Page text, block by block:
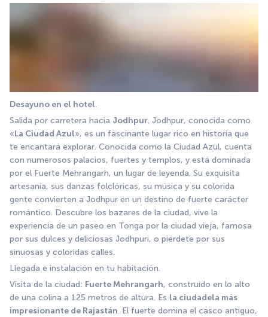
Desayuno en el hotel.
Salida por carretera hacia Jodhpur. Jodhpur, conocida como
«La Ciudad Azul», es un fascinante lugar rico en historia que
te encantará explorar. Conocida como la Ciudad Azul, cuenta
con numerosos palacios, fuertes y templos, y está dominada
por el Fuerte Mehrangarh, un lugar de leyenda. Su exquisita
artesanía, sus danzas folclóricas, su música y su colorida
gente convierten a Jodhpur en un destino de fuerte carácter
romántico. Descubre los bazares de la ciudad, vive la
experiencia de un paseo en Tonga por la ciudad vieja, famosa
por sus dulces y deliciosas Jodhpuri, o piérdete por sus
sinuosas y coloridas calles.
Llegada e instalación en tu habitación.
Visita de la ciudad: Fuerte Mehrangarh, construido en lo alto
de una colina a 125 metros de altura. Es la ciudadela más
impresionante de Rajastán. El fuerte domina el casco antiguo,